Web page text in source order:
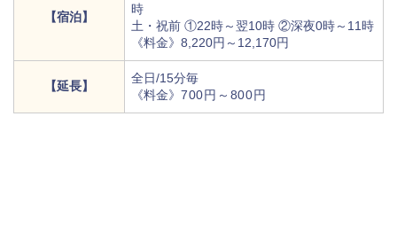
【宿泊】
時
土・祝前 ①22時～翌10時 ②深夜0時～11時
《料金》8,220円～12,170円
【延長】
全日/15分毎
《料金》 700円～800円